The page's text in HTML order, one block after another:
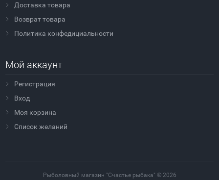
Доставка товара
Возврат товара
Политика конфедициальности
Мой аккаунт
Регистрация
Вход
Моя корзина
Cписок желаний
Рыболовный магазин "Счастье рыбака" © 2026